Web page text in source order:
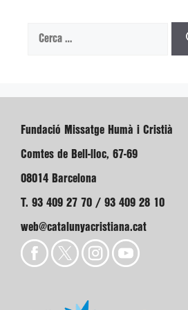
Cerca:
Fundació Missatge Humà i Cristià
Comtes de Bell-lloc, 67-69
08014 Barcelona
T. 93 409 27 70 / 93 409 28 10
web@catalunyacristiana.cat